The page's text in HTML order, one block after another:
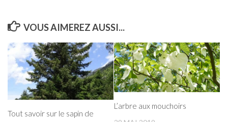
VOUS AIMEREZ AUSSI...
Tout savoir sur le sapin de
L’arbre aux mouchoirs